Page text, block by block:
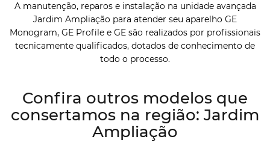
A manutenção, reparos e instalação na unidade avançada
Jardim Ampliação para atender seu aparelho GE
Monogram, GE Profile e GE são realizados por profissionais
tecnicamente qualificados, dotados de conhecimento de
todo o processo.
Confira outros modelos que
consertamos na região: Jardim
Ampliação